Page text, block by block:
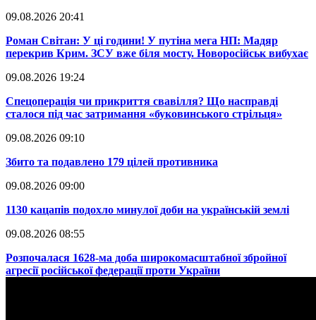
09.08.2026 20:41
​Роман Світан: У ці години! У путіна мега НП: Мадяр
перекрив Крим. ЗСУ вже біля мосту. Новоросійськ вибухає
09.08.2026 19:24
​Спецоперація чи прикриття свавілля? Що насправді
сталося під час затримання «буковинського стрільця»
09.08.2026 09:10
​Збито та подавлено 179 цілей противника
09.08.2026 09:00
​1130 кацапів подохло минулої доби на українській землі
09.08.2026 08:55
​Розпочалася 1628-ма доба широкомасштабної збройної
агресії російської федерації проти України